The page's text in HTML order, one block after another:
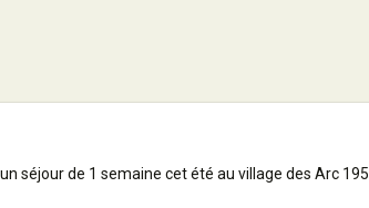
séjour de 1 semaine cet été au village des Arc